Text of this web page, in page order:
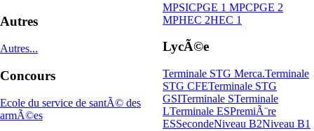
Autres
Autres...
Concours
Ecole du service de santÃ© des
armÃ©es
MPSICPGE 1 MPCPGE 2
MPHEC 2HEC 1
LycÃ©e
Terminale STG Merca.Terminale
STG CFETerminale STG
GSITerminale STerminale
LTerminale ESPremiÃ¨re
ESSecondeNiveau B2Niveau B1